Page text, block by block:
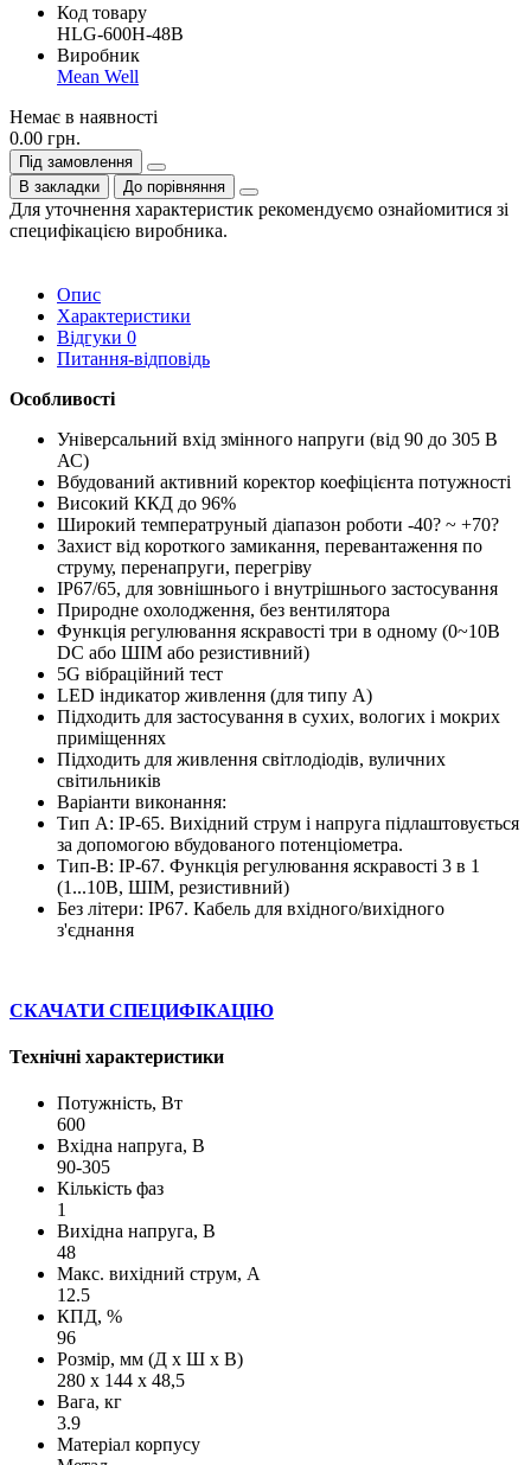
Код товару
HLG-600H-48B
Виробник
Mean Well
Немає в наявності
0.00 грн.
Під замовлення
В закладки
До порівняння
Для уточнення характеристик рекомендуємо ознайомитися зі
специфікацією виробника.
Опис
Характеристики
Відгуки 0
Питання-відповідь
Особливості
Універсальний вхід змінного напруги (від 90 до 305 В
АС)
Вбудований активний коректор коефіцієнта потужності
Високий ККД до 96%
Широкий температруный діапазон роботи -40? ~ +70?
Захист від короткого замикання, перевантаження по
струму, перенапруги, перегріву
IP67/65, для зовнішнього і внутрішнього застосування
Природне охолодження, без вентилятора
Функція регулювання яскравості три в одному (0~10В
DC або ШІМ або резистивний)
5G вібраційний тест
LED індикатор живлення (для типу А)
Підходить для застосування в сухих, вологих і мокрих
приміщеннях
Підходить для живлення світлодіодів, вуличних
світильників
Варіанти виконання:
Тип А: IP-65. Вихідний струм і напруга підлаштовується
за допомогою вбудованого потенціометра.
Тип-B: IP-67. Функція регулювання яскравості 3 в 1
(1...10В, ШІМ, резистивний)
Без літери: IP67. Кабель для вхідного/вихідного
з'єднання
СКАЧАТИ СПЕЦИФІКАЦІЮ
Технічні характеристики
Потужність, Вт
600
Вхідна напруга, В
90-305
Кількість фаз
1
Вихідна напруга, В
48
Макс. вихідний струм, А
12.5
КПД, %
96
Розмір, мм (Д х Ш х В)
280 х 144 х 48,5
Вага, кг
3.9
Матеріал корпусу